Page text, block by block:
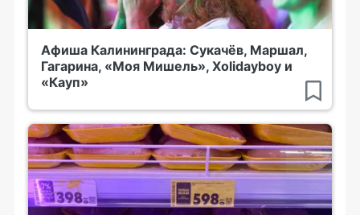
Афиша Калининграда: Сукачёв, Маршал,
Гагарина, «Моя Мишель», Xolidayboy и
«Кауп»